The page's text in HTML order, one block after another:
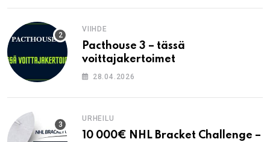
VIIHDE
Pacthouse 3 – tässä
voittajakertoimet
28.04.2026
URHEILU
10 000€ NHL Bracket Challenge –